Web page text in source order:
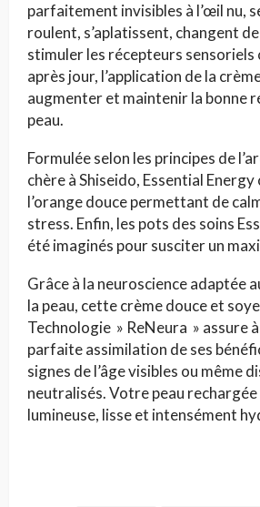
parfaitement invisibles à l’œil nu,
roulent, s’aplatissent, changent
stimuler les récepteurs sensoriels
après jour, l’application de la
augmenter et maintenir la bonne
peau.
Formulée selon les principes de
chère à Shiseido, Essential
l’orange douce permettant de
stress. Enfin, les pots des soins
été imaginés pour susciter un
Grâce à la neuroscience adaptée
la peau, cette crème douce et
Technologie » ReNeura » assure
parfaite assimilation de ses
signes de l’âge visibles ou même
neutralisés. Votre peau rechargée
lumineuse, lisse et intensément